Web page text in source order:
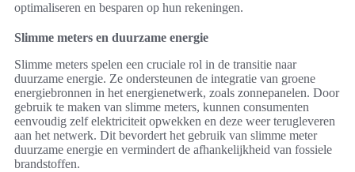
optimaliseren en besparen op hun rekeningen.
Slimme meters en duurzame energie
Slimme meters spelen een cruciale rol in de transitie naar
duurzame energie. Ze ondersteunen de integratie van groene
energiebronnen in het energienetwerk, zoals zonnepanelen. Door
gebruik te maken van slimme meters, kunnen consumenten
eenvoudig zelf elektriciteit opwekken en deze weer terugleveren
aan het netwerk. Dit bevordert het gebruik van slimme meter
duurzame energie en vermindert de afhankelijkheid van fossiele
brandstoffen.